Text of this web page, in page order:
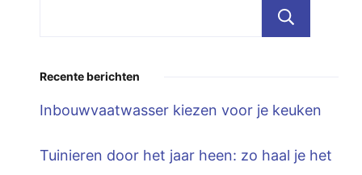
Recente berichten
Inbouwvaatwasser kiezen voor je keuken
Tuinieren door het jaar heen: zo haal je het